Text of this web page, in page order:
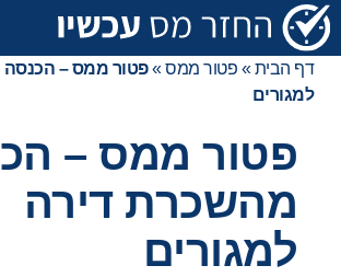
דף הבית» פטור ממס»פטור ממס –
למגורים
פטור ממס –
מהשכרת דירה
למגורים